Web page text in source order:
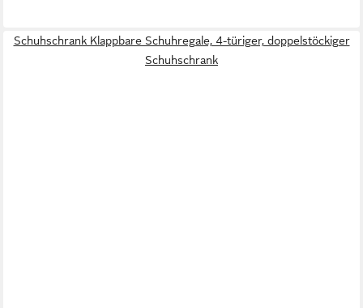
Schuhschrank Klappbare Schuhregale, 4-türiger, doppelstöckiger
Schuhschrank